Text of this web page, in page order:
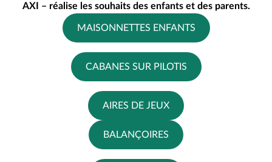
AXI – réalise les souhaits des enfants et des parents.
MAISONNETTES ENFANTS
CABANES SUR PILOTIS
AIRES DE JEUX
BALANÇOIRES